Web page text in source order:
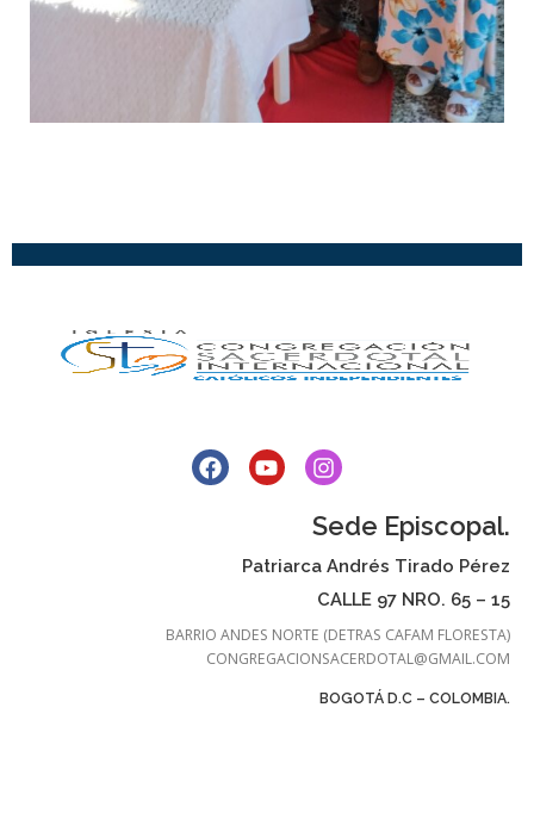
Sede Episcopal.
Patriarca Andrés Tirado Pérez
CALLE 97 NRO. 65 – 15
BARRIO ANDES NORTE (DETRAS CAFAM FLORESTA)
CONGREGACIONSACERDOTAL@GMAIL.COM
BOGOTÁ D.C – COLOMBIA.